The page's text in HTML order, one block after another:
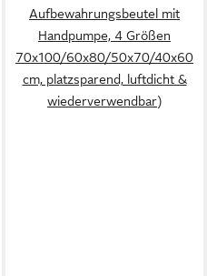
Aufbewahrungsbeutel mit
Handpumpe, 4 Größen
70x100/60x80/50x70/40x60
cm, platzsparend, luftdicht &
wiederverwendbar)